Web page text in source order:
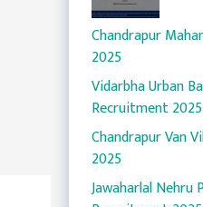
Chandrapur
2025
Vidarbha Urban
Recruitment 2025
Chandrapur Van
2025
Jawaharlal